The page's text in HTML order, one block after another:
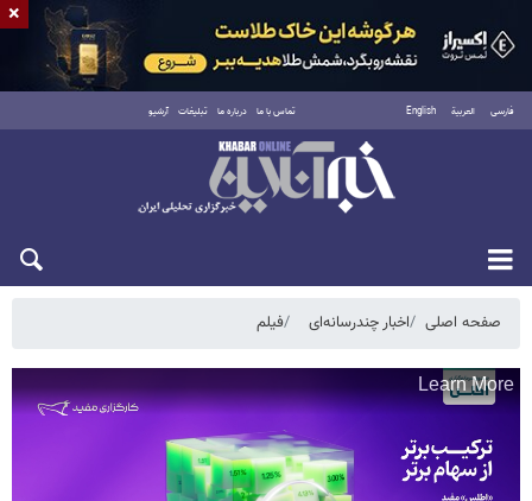
فارسی العربية English تماس با ما درباره ما تبلیغات آرشیو
دوشنبه ۱۹ مرداد ۱۴۰۵
صفحه اصلی اخبار چندرسانه‌ای فیلم
×